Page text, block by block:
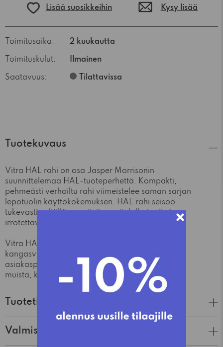
Lisää suosikkeihin Kysy lisää
Toimitusaika: 2 kuukautta
Toimituskulut: Ilmainen
Saatavuus: Tilattavissa
Tuotekuvaus
Vitra HAL rahi on osa Jasper Morrisonin
suunnittelemaa HAL-tuoteperhettä. Kompakti,
pehmeästi verhoiltu rahi viimeistelee saman sarjan
lepotuolin käyttökokemuksen. HAL rahi seisoo
tukevasti neljällä massiivitammijalalla ja siinä on
irrotettava verhoilu.
Vitra HAL rahia on saatavilla lukuisilla eri
kangasvaihtoehdoilla. Otathan yhteyttä
asiakaspalveluumme, mikäli olet kiinnostunut
muista, kuin esillä olevista vaihtoehdoista!
Tuotetiedot
Valmistaja